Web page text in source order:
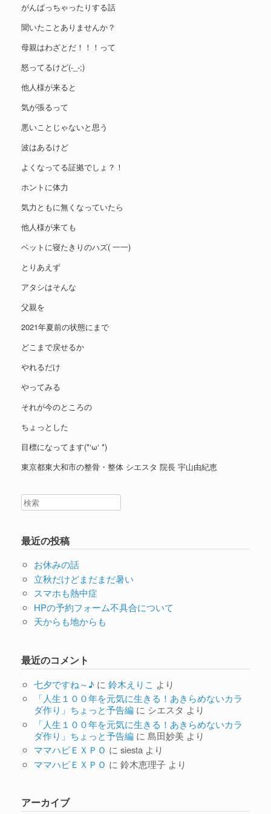
がんばっちゃったりする話
聞いたことありませんか？
母親はわざとだ！！！って
怒ってるけど(-_-;)
他人様が来ると
気が張るって
悪いことじゃないと思う
波はあるけど
よくなってる証拠でしょ？！
ホントに体力
気力ともに無くなっていたら
他人様が来ても
ベットに寝たきりのハズ( 一一)
とりあえず
アタシはそんな
父親を
2021年夏前の状態にまで
どこまで戻せるか
やれるだけ
やってみる
それが今のところの
ちょっとした
目標になってます(*‘ω‘ *)
東京都東大和市の整骨・整体 シエスタ 院長 宇山由紀恵
最近の投稿
お休みの話
立秋だけどまだまだ暑い
スマホも熱中症
HPの予約フォーム不具合について
天からも地からも
最近のコメント
七夕ですね～♪に 鈴木えりこ より
「人生１００年を元気に生きる！あきらめないカラ
ダ作り」ちょっと予告編に シエスタ より
「人生１００年を元気に生きる！あきらめないカラ
ダ作り」ちょっと予告編に 島田妙美 より
ママハピＥＸＰＯ に siestaより
ママハピＥＸＰＯ に 鈴木恵理子より
アーカイブ